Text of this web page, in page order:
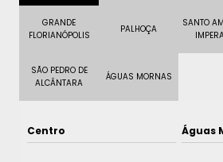
GRANDE
FLORIANÓPOLIS
PALHOÇA
SANTO
SÃO PEDRO DE
ALCÂNTARA
ÁGUAS MORNAS
Centro Águas